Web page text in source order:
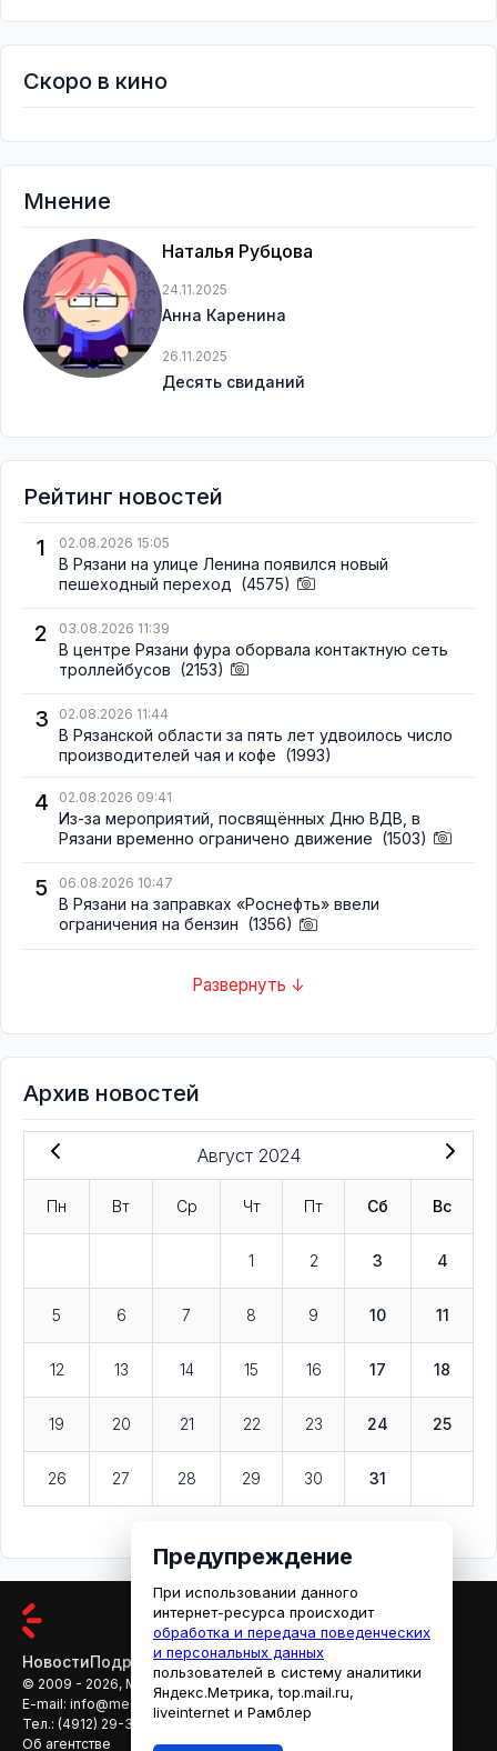
Скоро в кино
Мнение
Наталья Рубцова
24.11.2025
Анна Каренина
26.11.2025
Десять свиданий
Рейтинг новостей
1
02.08.2026 15:05
В Рязани на улице Ленина появился новый
пешеходный переход (4575)
2 03.08.2026 11:39
В центре Рязани фура оборвала контактную сеть
троллейбусов (2153)
3 02.08.2026 11:44
В Рязанской области за пять лет удвоилось число
производителей чая и кофе (1993)
4 02.08.2026 09:41
Из-за мероприятий, посвящённых Дню ВДВ, в
Рязани временно ограничено движение (1503)
5 06.08.2026 10:47
В Рязани на заправках «Роснефть» ввели
ограничения на бензин (1356)
Развернуть ↓
Архив новостей
Август 2024
Пн Вт Ср Чт Пт Сб Вс
1 2 3 4
5 6 7 8 9 10 11
12 13 14 15 16 17 18
19 20 21 22 23 24 25
26 27 28 29 30 31
НовостиПодробностиАфишаКино
© 2009 - 2026, МЕДИАРЯЗАНЬ
E-mail: info@mediaryazan.ru,reklama@mediaryazan.ru
Тел.: (4912) 29-33-66
Об агентстве
Предупреждение
При использовании данного
интернет-ресурса происходит
обработка и передача поведенческих
и персональных данных
пользователей в систему аналитики
Яндекс.Метрика, top.mail.ru,
liveinternet и Рамблер